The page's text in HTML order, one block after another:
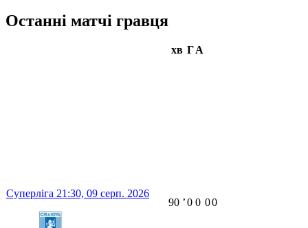
Останні матчі гравця
хв ГА
Суперліга 21:30, 09 серп. 2026
90 ʼ0 0 00